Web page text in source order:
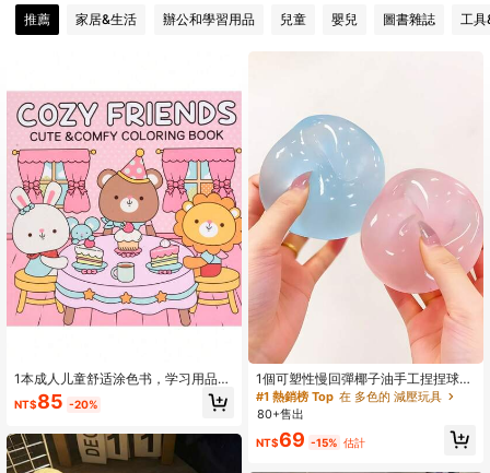
4.83 490 追蹤者
4.83 490 追蹤者
4.83 490 追蹤者
4.83 490 追蹤者
4.83 490 追蹤者
推薦 家居&生活 辦公和學習用品 兒童 嬰兒 圖書雜誌 工
1本成人儿童舒适涂色书，学习用品，
玩具，返校必备，大胆简约设计，放
松身心，圣诞节，万圣节，生日礼
NT$85 -20%
1個可塑性慢回彈椰子油手工捏捏球，
紓壓玩具，指尖玩具，手部壓力緩
解，復活節玩具，捏捏玩具，壓力緩
解玩具，焦慮與放鬆，派對禮物，禮
物袋填充獎品，生日，柔軟可擠壓玩
#1 熱銷榜 Top 在 多色的 減壓玩具
80+售出
NT$69 -15% 估計